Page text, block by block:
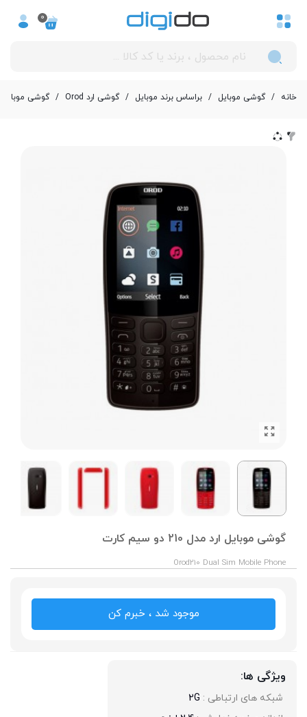
0
خانه / گوشی موبایل / بر‌اساس برند موبایل / گوشی ارد Orod / گوشی موبایل ارد مدل
گوشی موبایل ارد مدل 210 دو سیم کارت
Orod210 Dual Sim Mobile Phone
موجود شد ، خبرم کن
ویژگی ها:
شبکه های ارتباطی : 2G